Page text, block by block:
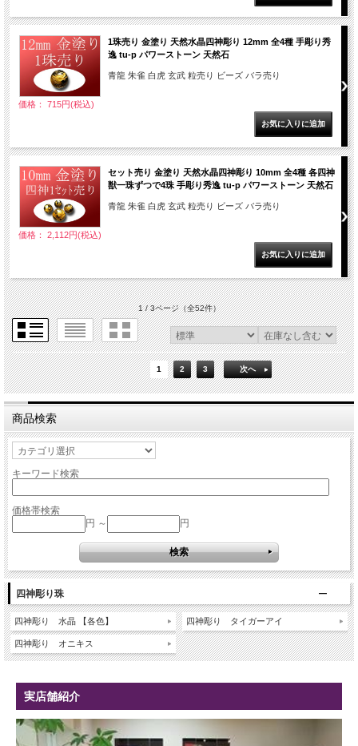
1珠売り 金塗り 天然水晶四神彫り 12mm 全4種 手彫り秀
逸 tu-p パワーストーン 天然石
青龍 朱雀 白虎 玄武 粒売り ビーズ バラ売り
価格： 715円(税込)
セット売り 金塗り 天然水晶四神彫り 10mm 全4種 各四神
獣一珠ずつで4珠 手彫り秀逸 tu-p パワーストーン 天然石
青龍 朱雀 白虎 玄武 粒売り ビーズ バラ売り
価格： 2,112円(税込)
1 / 3ページ（全52件）
1 2 3 次へ
商品検索
キーワード検索
価格帯検索
円 ～
円
四神彫り珠
四神彫り 水晶 【各色】
四神彫り オニキス
四神彫り タイガーアイ
実店舗紹介